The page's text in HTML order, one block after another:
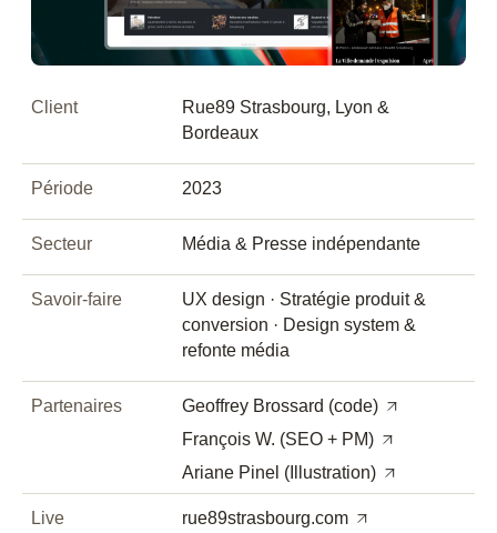
Client
Rue89 Strasbourg, Lyon &
Bordeaux
Période 2023
Secteur Média & Presse indépendante
Savoir-faire
UX design · Stratégie produit &
conversion · Design system &
refonte média
Partenaires
Geoffrey Brossard (code)
François W. (SEO + PM)
Ariane Pinel (Illustration)
Live rue89strasbourg.com